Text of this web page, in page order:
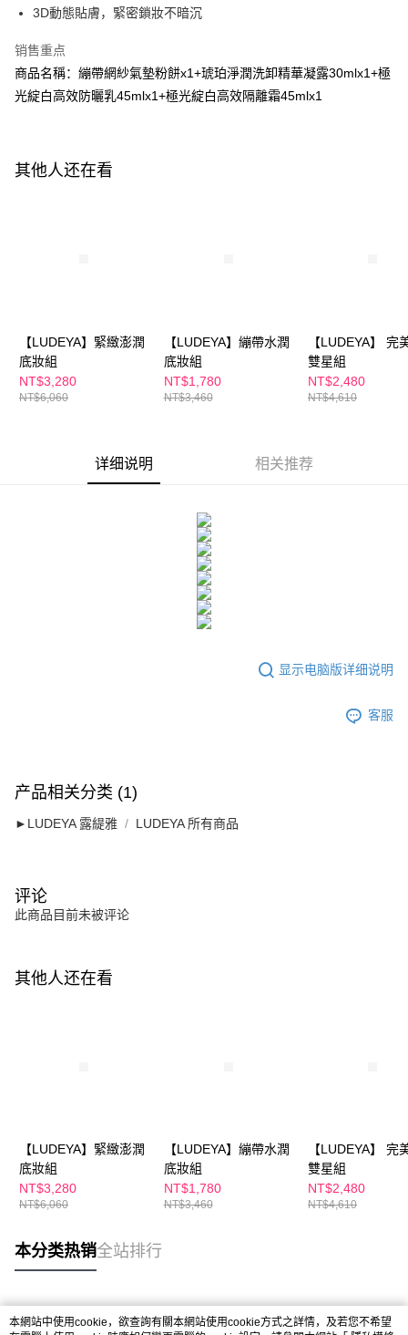
2. 進行簡訊驗證之後，即可完成結帳手續。
4. 下訂完成後，您的手機會收到一封繳費通知簡訊，APP會員則會收到
AFTEE APP推播通知。
APP於四大便利商店‧ATM/網銀等方式進行付款。
三、聲明條款
「AFTEE先享後付」(下稱本服務)乃由恩沛科技股份有限公司(下稱 AFTEE )
所提供，並由 AFTEE 向您收取款項。因使用本服務所須提供之個人資料(包
https://aftee.tw/privacypolicy/
未成年的使用者，請事先徵得法定代理人或監護人之同意方可使用
若您對於個人資料之處理、利用有任何疑問，或欲行使相關法律權利，請聯
繫恩沛科技股份有限公司。若您不同意我們將上開所示之個人資料，連同必
要之購買訂單資訊提供予 AFTEE ，或讓 AFTEE 蒐集處理利用您的個人資
全家付款取貨
每笔NT$100，满NT$600(含以上)免运费
萊爾富取貨付款
付款後7-11取貨
每笔NT$100，满NT$600(含以上)免运费
3D動態貼膚，緊密鎖妝不暗沉
销售重点
商品名稱：繃帶網紗氣墊粉餅x1+琥珀淨潤洗卸精華凝露30mlx1+極
光綻白高效防曬乳45mlx1+極光綻白高效隔離霜45mlx1
其他人还在看
【LUDEYA】緊緻澎潤
底妝組
NT$3,280
NT$6,060
【LUDEYA】繃帶水潤
底妝組
NT$1,780
NT$3,460
【LUDEYA】 完
雙星組
NT$2,480
NT$4,610
详细说明 相关推荐
显示电脑版详细说明
客服
产品相关分类 (1)
►LUDEYA 露緹雅 LUDEYA 所有商品
评论
此商品目前未被评论
其他人还在看
【LUDEYA】緊緻澎潤
底妝組
NT$3,280
NT$6,060
【LUDEYA】繃帶水潤
底妝組
NT$1,780
NT$3,460
【LUDEYA】 完
雙星組
NT$2,480
NT$4,610
本分类热销全站排行
热门标签
本網站中使用cookie，欲查詢有關本網站使用cookie方式之詳情，及若您不希望